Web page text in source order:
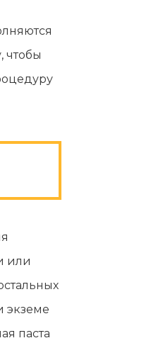
чтобы
или
экземе
паста